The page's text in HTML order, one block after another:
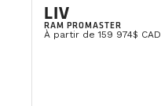
LIV
RAM PROMASTER
À partir de 159 974$ CAD